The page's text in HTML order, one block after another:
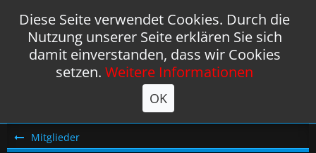
Mitglieder
Diese Seite verwendet Cookies. Durch die
Nutzung unserer Seite erklären Sie sich
damit einverstanden, dass wir Cookies
setzen. Weitere Informationen
OK